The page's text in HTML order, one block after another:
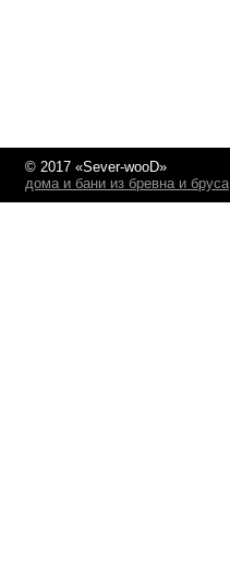
© 2017 «Sever-wooD»
дома и бани из бревна и бруса